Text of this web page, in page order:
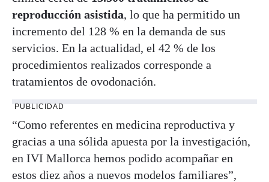
reproducción asistida, lo que ha permitido un
incremento del 128 % en la demanda de sus
servicios. En la actualidad, el 42 % de los
procedimientos realizados corresponde a
tratamientos de ovodonación.
PUBLICIDAD
“Como referentes en medicina reproductiva y
gracias a una sólida apuesta por la investigación,
en IVI Mallorca hemos podido acompañar en
estos diez años a nuevos modelos familiares”,